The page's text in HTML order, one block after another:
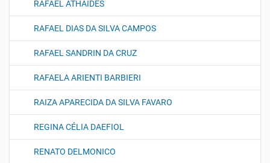
RAFAEL ATHAIDES
RAFAEL DIAS DA SILVA CAMPOS
RAFAEL SANDRIN DA CRUZ
RAFAELA ARIENTI BARBIERI
RAIZA APARECIDA DA SILVA FAVARO
REGINA CÉLIA DAEFIOL
RENATO DELMONICO